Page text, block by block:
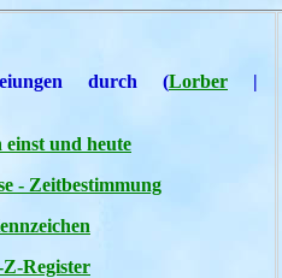
durch (Lorber |
einst und heute
- Zeitbestimmung
Register